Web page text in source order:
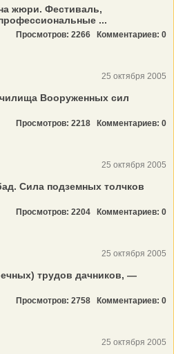
жюри. Фестиваль,
...
Просмотров: 2266 Комментариев: 0
25 октября 2005
Вооруженных сил
Просмотров: 2218 Комментариев: 0
25 октября 2005
Сила подземных толчков
Просмотров: 2204 Комментариев: 0
25 октября 2005
трудов дачников, —
Просмотров: 2758 Комментариев: 0
25 октября 2005